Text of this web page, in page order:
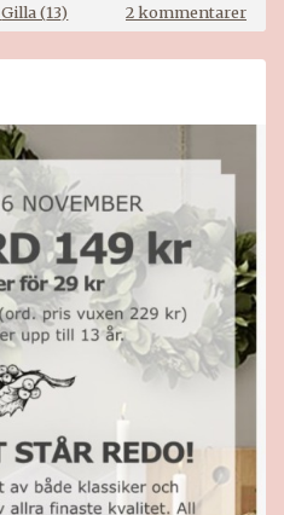
Gilla (13) 2 kommentarertill
Jul
och
IKEA